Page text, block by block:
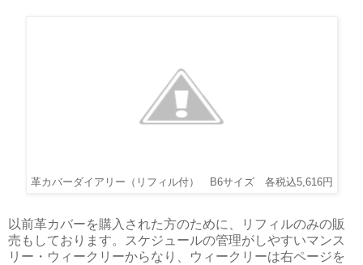
革カバーダイアリー（リフィル付） B6サイズ 各税込5,616円
以前革カバーを購入された方のために、リフィルのみの販
売もしております。スケジュールの管理がしやすいマンス
リー・ウィークリーからなり、ウィークリーは右ページを